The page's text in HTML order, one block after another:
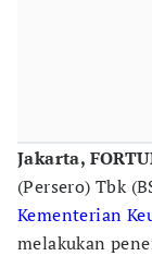
Jakarta,
(Persero) Tbk
Kementerian
melakukan